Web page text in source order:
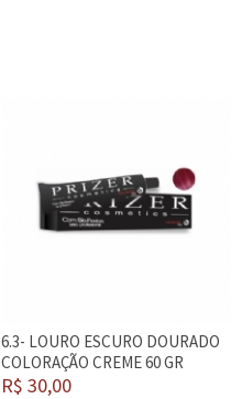
6.3- LOURO ESCURO DOURADO
COLORAÇÃO CREME 60 GR
R$ 30,00